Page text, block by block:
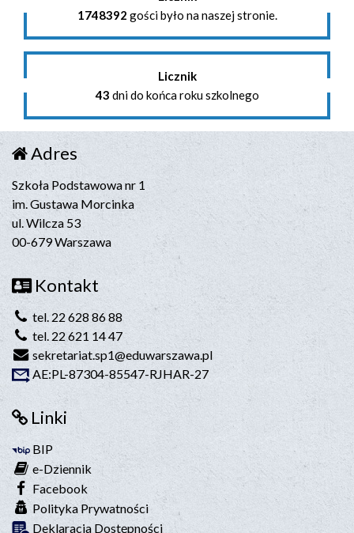
1748392 gości było na naszej stronie.
Licznik
43 dni do końca roku szkolnego
Adres
Szkoła Podstawowa nr 1
im. Gustawa Morcinka
ul. Wilcza 53
00-679 Warszawa
Kontakt
tel. 22 628 86 88
tel. 22 621 14 47
sekretariat.sp1@eduwarszawa.pl
AE:PL-87304-85547-RJHAR-27
Linki
BIP
e-Dziennik
Facebook
Polityka Prywatności
Deklaracja Dostępności